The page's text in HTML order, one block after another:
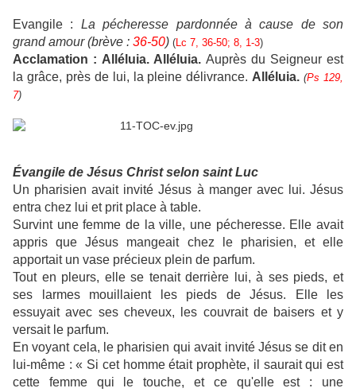
Evangile : La pécheresse pardonnée à cause de son
grand amour (brève : 36-50) (Lc 7, 36-50; 8, 1-3)
Acclamation : Alléluia. Alléluia. Auprès du Seigneur est
la grâce, près de lui, la pleine délivrance. Alléluia. (Ps 129,
7)
Évangile de Jésus Christ selon saint Luc
Un pharisien avait invité Jésus à manger avec lui. Jésus
entra chez lui et prit place à table.
Survint une femme de la ville, une pécheresse. Elle avait
appris que Jésus mangeait chez le pharisien, et elle
apportait un vase précieux plein de parfum.
Tout en pleurs, elle se tenait derrière lui, à ses pieds, et
ses larmes mouillaient les pieds de Jésus. Elle les
essuyait avec ses cheveux, les couvrait de baisers et y
versait le parfum.
En voyant cela, le pharisien qui avait invité Jésus se dit en
lui-même : « Si cet homme était prophète, il saurait qui est
cette femme qui le touche, et ce qu'elle est : une